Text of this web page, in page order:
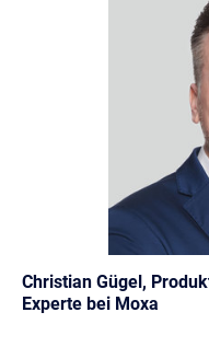
Christian Gügel,
Experte bei Moxa